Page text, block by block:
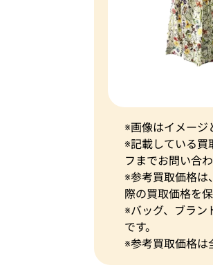
※画像はイメージ
※記載している買
フまでお問い合
※参考買取価格は
際の買取価格を
※バッグ、ブラン
です。
※参考買取価格は